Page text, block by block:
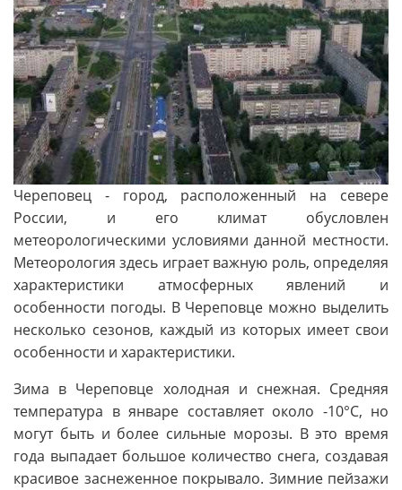
Череповец - город, расположенный на севере
России, и его климат обусловлен
метеорологическими условиями данной местности.
Метеорология здесь играет важную роль, определяя
характеристики атмосферных явлений и
особенности погоды. В Череповце можно выделить
несколько сезонов, каждый из которых имеет свои
особенности и характеристики.
Зима в Череповце холодная и снежная. Средняя
температура в январе составляет около -10°C, но
могут быть и более сильные морозы. В это время
года выпадает большое количество снега, создавая
красивое заснеженное покрывало. Зимние пейзажи